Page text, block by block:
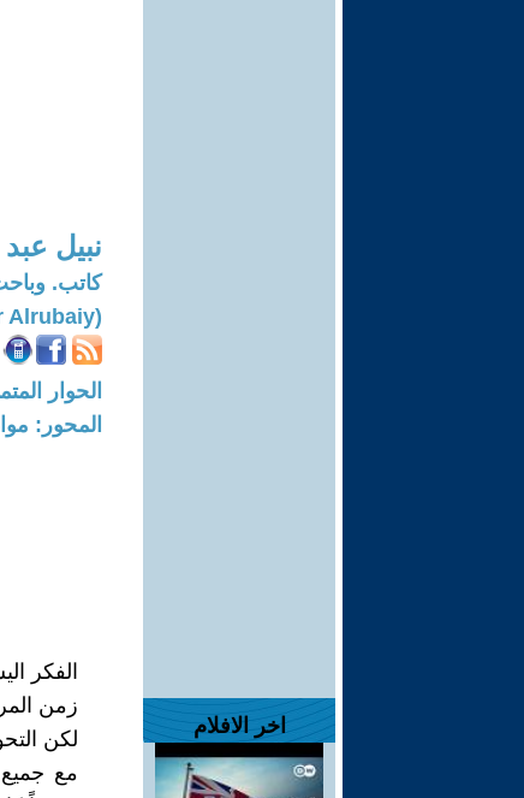
اخر الافلام
نبيل عبد
كاتب.
(Nabeel Abd Al- Ameer Alrubaiy)
الحوار المتمدن-العدد:
المحور:
الفكر
زمن
لكن
مع